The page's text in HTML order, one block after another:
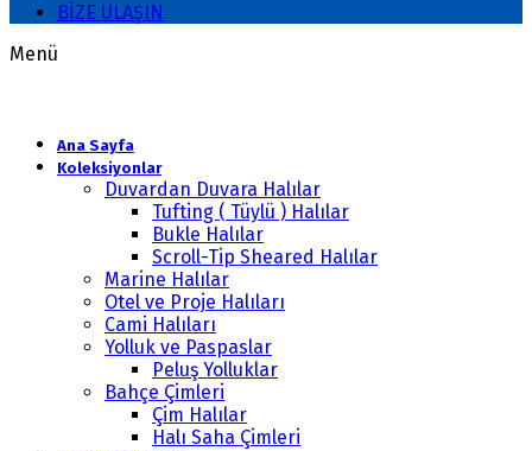
BİZE ULAŞIN
Menü
Ana Sayfa
Koleksiyonlar
Duvardan Duvara Halılar
Tufting ( Tüylü ) Halılar
Bukle Halılar
Scroll-Tip Sheared Halılar
Marine Halılar
Otel ve Proje Halıları
Cami Halıları
Yolluk ve Paspaslar
Peluş Yolluklar
Bahçe Çimleri
Çim Halılar
Halı Saha Çimleri